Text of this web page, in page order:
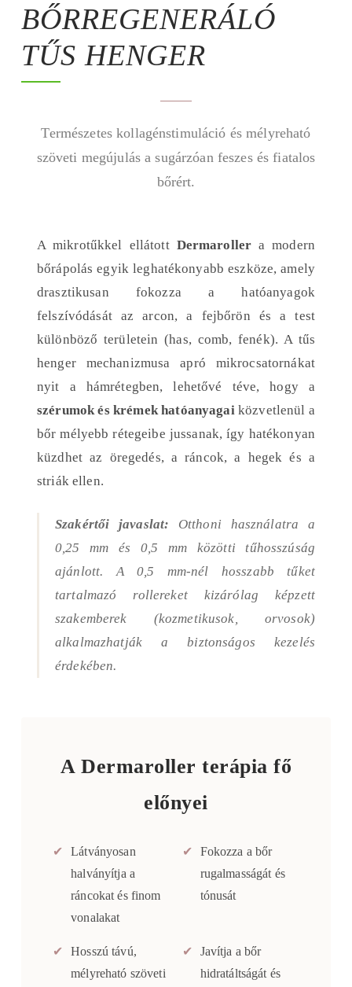
BŐRREGENERÁLÓ
TŰS HENGER
Természetes kollagénstimuláció és mélyreható
szöveti megújulás a sugárzóan feszes és fiatalos
bőrért.
A mikrotűkkel ellátott Dermaroller a modern
bőrápolás egyik leghatékonyabb eszköze, amely
drasztikusan fokozza a hatóanyagok
felszívódását az arcon, a fejbőrön és a test
különböző területein (has, comb, fenék). A tűs
henger mechanizmusa apró mikrocsatornákat
nyit a hámrétegben, lehetővé téve, hogy a
szérumok és krémek hatóanyagaiközvetlenül a
bőr mélyebb rétegeibe jussanak, így hatékonyan
küzdhet az öregedés, a ráncok, a hegek és a
striák ellen.
Szakértői javaslat: Otthoni használatra a
0,25 mm és 0,5 mm közötti tűhosszúság
ajánlott. A 0,5 mm-nél hosszabb tűket
tartalmazó rollereket kizárólag képzett
szakemberek (kozmetikusok, orvosok)
alkalmazhatják a biztonságos kezelés
érdekében.
A Dermaroller terápia fő
előnyei
✔
Látványosan
halványítja a
ráncokat és finom
vonalakat
✔
Fokozza a bőr
rugalmasságát és
tónusát
✔
Hosszú távú,
mélyreható szöveti
✔
Javítja a bőr
hidratáltságát és